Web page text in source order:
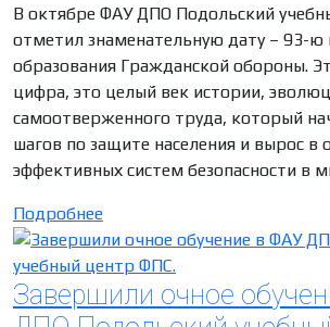
В октябре ФАУ ДПО Подольский
отметил знаменательную дату – 93-ю
образования Гражданской обороны.
цифра, это целый век истории,
самоотверженного труда, который
шагов по защите населения и вырос в
эффективных систем безопасности в
Подробнее
Завершили очное